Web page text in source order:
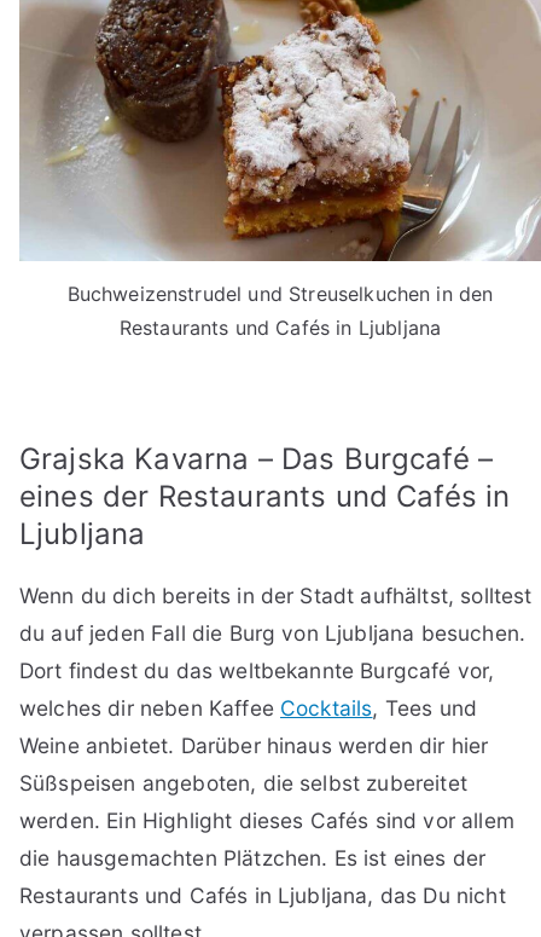
Buchweizenstrudel und Streuselkuchen in den
Restaurants und Cafés in Ljubljana
Grajska Kavarna – Das Burgcafé –
eines der Restaurants und Cafés in
Ljubljana
Wenn du dich bereits in der Stadt aufhältst, solltest
du auf jeden Fall die Burg von Ljubljana besuchen.
Dort findest du das weltbekannte Burgcafé vor,
welches dir neben Kaffee Cocktails, Tees und
Weine anbietet. Darüber hinaus werden dir hier
Süßspeisen angeboten, die selbst zubereitet
werden. Ein Highlight dieses Cafés sind vor allem
die hausgemachten Plätzchen. Es ist eines der
Restaurants und Cafés in Ljubljana, das Du nicht